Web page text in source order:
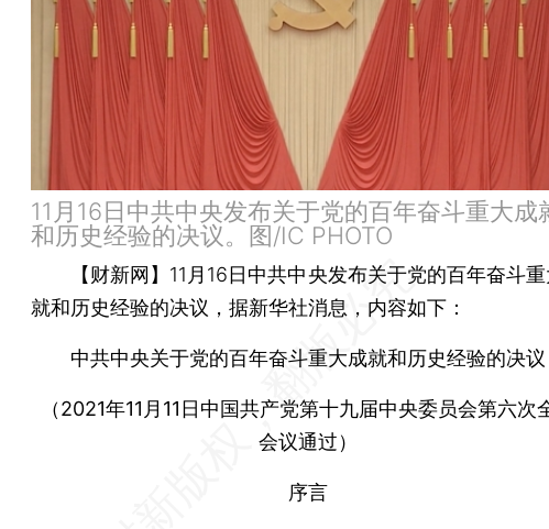
11月16日中共中央发布关于党的百年奋斗重大成
和历史经验的决议。图/IC PHOTO
【财新网】 11月16日中共中央发布关于党的百年奋斗
就和历史经验的决议，据新华社消息，内容如下：
中共中央关于党的百年奋斗重大成就和历史经验的决议
（2021年11月11日中国共产党第十九届中央委员会第六次
会议通过）
序言